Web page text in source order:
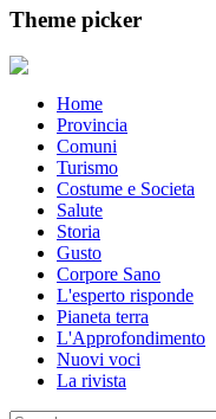
Theme picker
Home
Provincia
Comuni
Turismo
Costume e Societa
Salute
Storia
Gusto
Corpore Sano
L'esperto risponde
Pianeta terra
L'Approfondimento
Nuovi voci
La rivista